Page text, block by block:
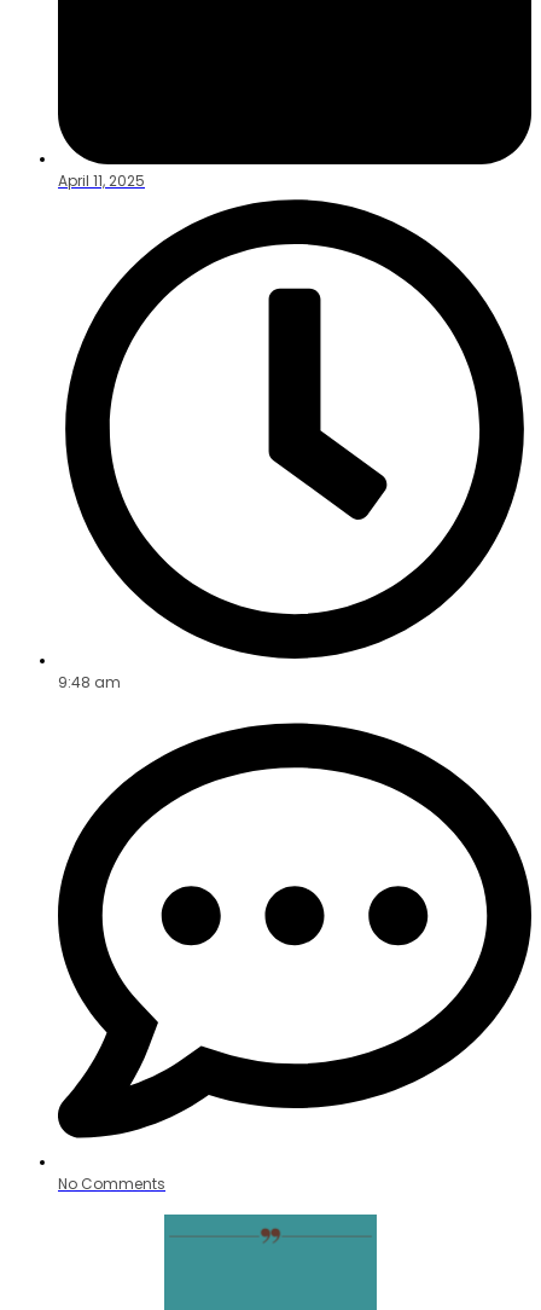
April 11, 2025
9:48 am
No Comments